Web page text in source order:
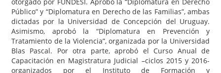
Público” y “Diplomatura en Derecho de las Familias”, ambas
dictadas por la Universidad de Concepción del Uruguay.
Asimismo, aprobó la “Diplomatura en Prevención y
Tratamiento de la Violencia”, organizada por la Universidad
Blas Pascal. Por otra parte, aprobó el Curso Anual de
Capacitación en Magistratura Judicial –ciclos 2015 y 2016-
organizados por el Instituto de Formación y